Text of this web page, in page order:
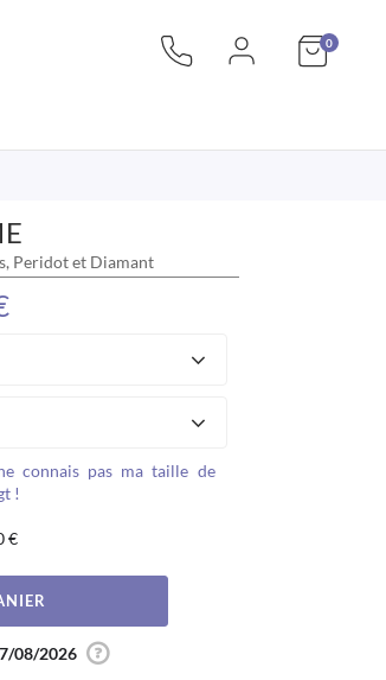
Mon
0articles
Peridot et Diamant
connais pas ma taille de
!
€
08/2026